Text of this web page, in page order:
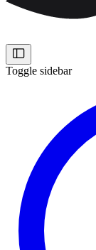
Toggle sidebar